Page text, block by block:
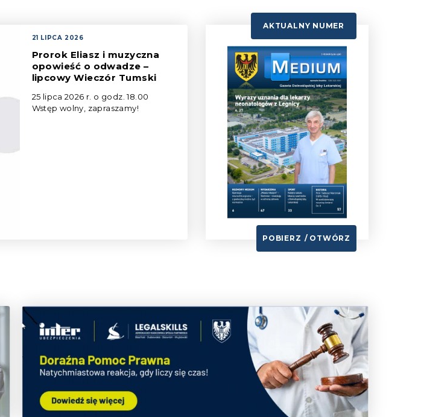
21 LIPCA 2026
Prorok Eliasz i muzyczna
opowieść o odwadze –
lipcowy Wieczór Tumski
25 lipca 2026 r. o godz. 18.00
Wstęp wolny, zapraszamy!
AKTUALNY NUMER
POBIERZ OTWÓRZ